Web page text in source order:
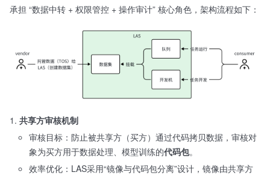
承担 “数据中转 + 权限管控 + 操作审计” 核心角色，架构流程如下：
共享方审核机制
审核目标：防止被共享方（买方）通过代码拷贝数据，审核对
象为买方用于数据处理、模型训练的代码包。
效率优化：LAS采用“镜像与代码包分离”设计，镜像由共享方